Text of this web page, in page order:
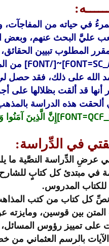
في حياته من
عليَّ البحث عنهم، وبعض
المطلوب تبيين
الله على ذلك، فقد حصل لي
أنها قد ألقت بظلالها على
ألحقت هذه الدراسة
إِنَّ الَّذِينَ
في الدِّراسة:
عرضِ الدِّراسة النصَّية ما
في مبتدئ كل كتابٍ
للكتاب المدروس.
نصِّ كل كتاب من كتب
بين قوسين،
تمييز رؤوس
بالرسم العثماني من